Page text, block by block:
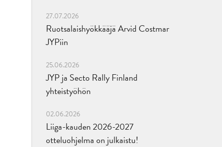
27.07.2026
Ruotsalaishyökkääjä Arvid Costmar
JYPiin
25.06.2026
JYP ja Secto Rally Finland
yhteistyöhön
02.06.2026
Liiga-kauden 2026-2027
otteluohjelma on julkaistu!